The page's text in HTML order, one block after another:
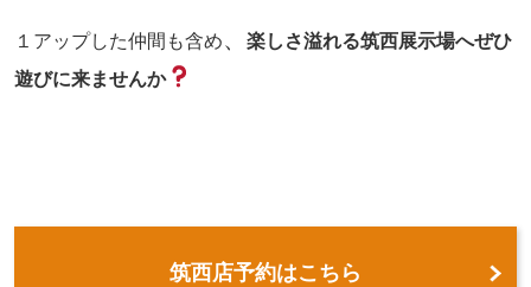
１アップした仲間も含め、
楽しさ溢れる筑西展示場へぜひ
遊びに来ませんか
筑西店予約はこちら